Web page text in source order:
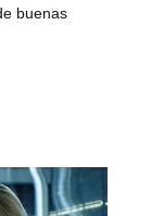
buenas